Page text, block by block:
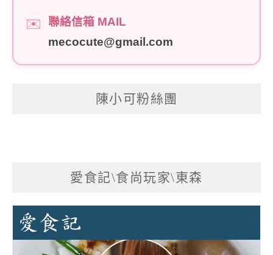
✉️
聯絡信箱 MAIL
mecocute@gmail.com
陳小可粉絲團
愛食記\食尚玩家\東森